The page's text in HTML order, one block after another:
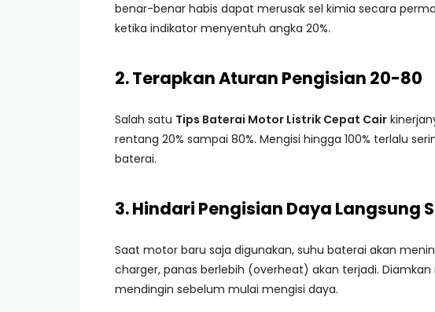
benar-benar habis dapat merusak sel kimia secara
ketika indikator menyentuh angka 20%.
2. Terapkan Aturan Pengisian 20-80
Salah satu Tips Baterai Motor Listrik Cepat Cair
rentang 20% sampai 80%. Mengisi hingga 100% terlalu
baterai.
3. Hindari Pengisian Daya Langsung
Saat motor baru saja digunakan, suhu baterai akan
charger, panas berlebih (overheat) akan terjadi.
mendingin sebelum mulai mengisi daya.